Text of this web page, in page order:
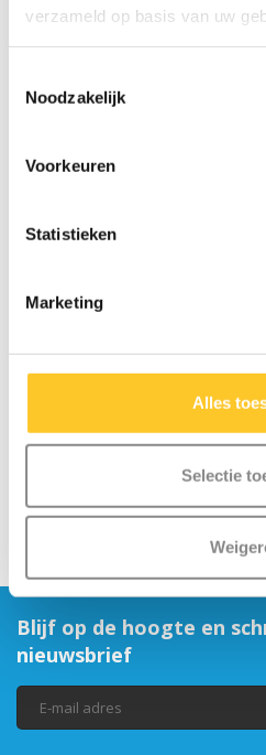
verzameld op basis van uw
Noodzakelijk
Voorkeuren
Statistieken
Marketing
Alles
Selectie
Blijf op de hoogte en
nieuwsbrief